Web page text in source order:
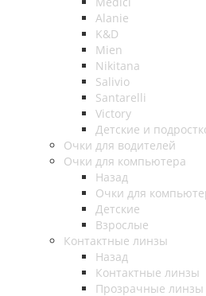
Alanie
K&D
Mien
Nikitana
Salivio
Santarelli
Victory
Детские и
Очки для водителей
Очки для компьютера
Назад
Очки для
Детские
Взрослые
Контактные линзы
Назад
Контактные линзы
Прозрачные линзы